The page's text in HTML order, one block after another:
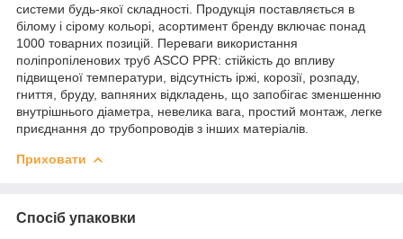
системи будь-якої складності. Продукція поставляється в
білому і сірому кольорі, асортимент бренду включає понад
1000 товарних позицій. Переваги використання
поліпропіленових труб ASCO PPR: стійкість до впливу
підвищеної температури, відсутність іржі, корозії, розпаду,
гниття, бруду, вапняних відкладень, що запобігає зменшенню
внутрішнього діаметра, невелика вага, простий монтаж, легке
приєднання до трубопроводів з інших матеріалів.
Приховати
Спосіб упаковки